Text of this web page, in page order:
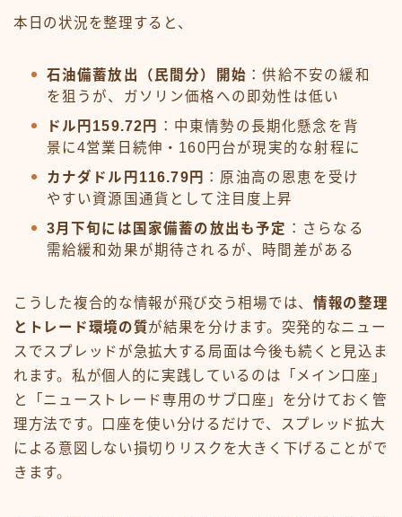
本日の状況を整理すると、
石油備蓄放出（民間分）開始 ：供給不安の緩和
を狙うが、ガソリン価格への即効性は低い
ドル円159.72円
：中東情勢の長期化懸念を背
景に4営業日続伸・160円台が現実的な射程に
カナダドル円116.79円 ：原油高の恩恵を受け
やすい資源国通貨として注目度上昇
3月下旬には国家備蓄の放出も予定 ：さらなる
需給緩和効果が期待されるが、時間差がある
こうした複合的な情報が飛び交う相場では、 情報の整理
とトレード環境の質が結果を分けます。突発的なニュー
スでスプレッドが急拡大する局面は今後も続くと見込ま
れます。私が個人的に実践しているのは「メイン口座」
と「ニューストレード専用のサブ口座」を分けておく管
理方法です。口座を使い分けるだけで、スプレッド拡大
による意図しない損切りリスクを大きく下げることがで
きます。